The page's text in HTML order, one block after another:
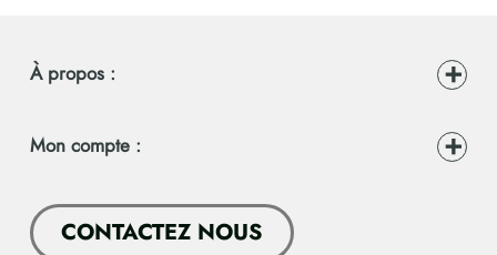
À propos :
Mon compte :
CONTACTEZ NOUS